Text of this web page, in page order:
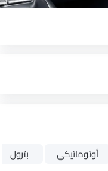
أوتوماتيكي بترول